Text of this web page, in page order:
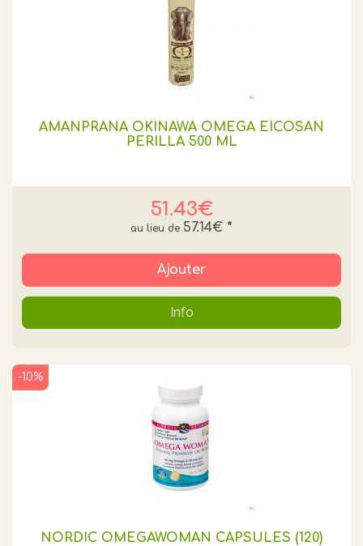
AMANPRANA OKINAWA OMEGA EICOSAN
PERILLA 500 ML
51.43€
57.14€ *
Ajouter
Info
NORDIC OMEGAWOMAN CAPSULES (120)
-10%